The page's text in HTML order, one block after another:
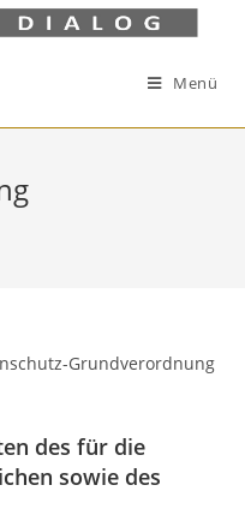
Menü
Grundverordnung
des für die
sowie des